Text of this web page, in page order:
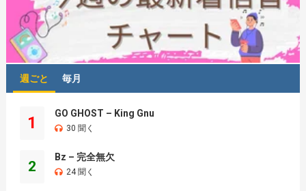
週ごと 毎月
1
GO GHOST – King Gnu
30 聞く
2
Bz – 完全無欠
24 聞く